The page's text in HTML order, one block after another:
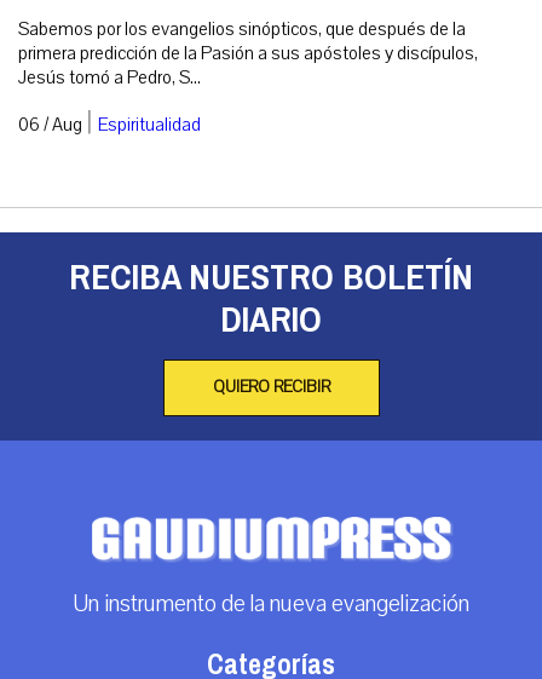
Sabemos por los evangelios sinópticos, que después de la
primera predicción de la Pasión a sus apóstoles y discípulos,
Jesús tomó a Pedro, S...
06 / Aug | Espiritualidad
RECIBA NUESTRO BOLETÍN
DIARIO
QUIERO RECIBIR
Un instrumento de la nueva evangelización
Categorías